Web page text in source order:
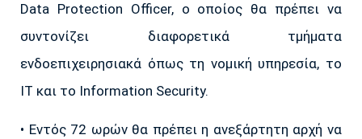
Data Protection Officer, ο οποίος θα πρέπει να
συντονίζει διαφορετικά τμήματα
ενδοεπιχειρησιακά όπως τη νομική υπηρεσία, το
IT και το Information Security.
• Εντός 72 ωρών θα πρέπει η ανεξάρτητη αρχή να